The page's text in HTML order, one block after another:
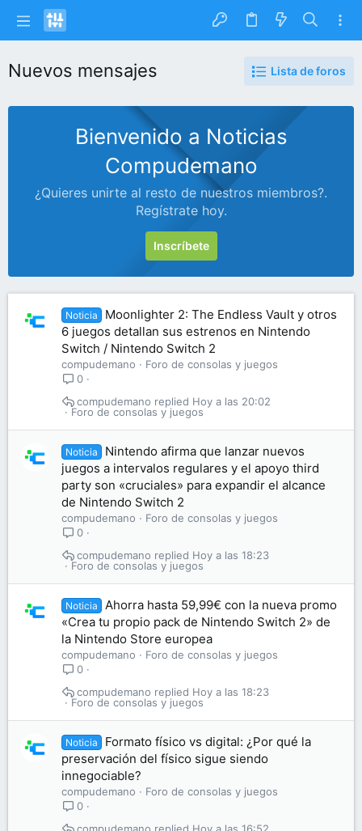
Nuevos mensajes Lista de foros
Bienvenido a Noticias
Compudemano
¿Quieres unirte al resto de nuestros miembros?.
Regístrate hoy.
Inscríbete
Noticia
Moonlighter 2: The Endless Vault y otros
6 juegos detallan sus estrenos en Nintendo
Switch / Nintendo Switch 2
compudemano
Foro de consolas y juegos
0
Foro de consolas y juegos
Hoy a las 20:02
compudemano
Noticia
Nintendo afirma que lanzar nuevos
juegos a intervalos regulares y el apoyo third
party son «cruciales» para expandir el alcance
de Nintendo Switch 2
compudemano
Foro de consolas y juegos
0
Foro de consolas y juegos
Hoy a las 18:23
compudemano
Noticia
Ahorra hasta 59,99€ con la nueva promo
«Crea tu propio pack de Nintendo Switch 2» de
la Nintendo Store europea
compudemano
Foro de consolas y juegos
0
Foro de consolas y juegos
Hoy a las 18:23
compudemano
Noticia
Formato físico vs digital: ¿Por qué la
preservación del físico sigue siendo
innegociable?
compudemano
Foro de consolas y juegos
0